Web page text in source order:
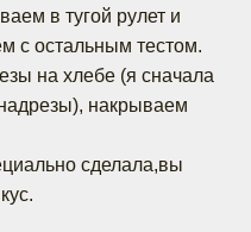
в тугой рулет и
с остальным тестом.
на хлебе (я сначала
накрываем
сделала,вы